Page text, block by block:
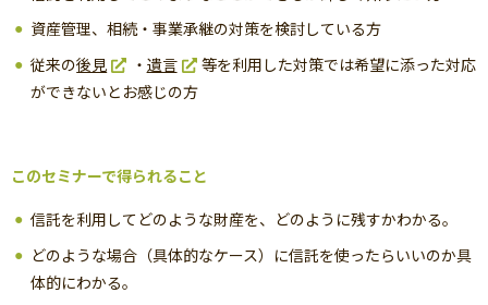
資産管理、相続・事業承継の対策を検討している方
従来の後見 ・ 遺言
等を利用した対策では希望に添った対応
ができないとお感じの方
このセミナーで得られること
信託を利用してどのような財産を、どのように残すかわかる。
どのような場合（具体的なケース）に信託を使ったらいいのか具
体的にわかる。